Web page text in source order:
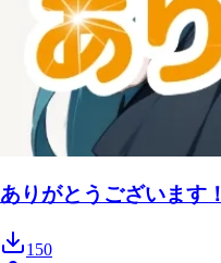
ありがとうございます！
150